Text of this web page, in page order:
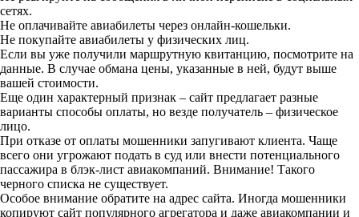
сетях.
Не оплачивайте авиабилеты через онлайн-кошельки.
Не покупайте авиабилеты у физических лиц.
Если вы уже получили маршрутную квитанцию, посмотрите на
данные. В случае обмана цены, указанные в ней, будут выше
вашей стоимости.
Еще один характерный признак – сайт предлагает разные
варианты способы оплаты, но везде получатель – физическое
лицо.
При отказе от оплаты мошенники запугивают клиента. Чаще
всего они угрожают подать в суд или внести потенциального
пассажира в блэк-лист авиакомпаний. Внимание! Такого
черного списка не существует.
Особое внимание обратите на адрес сайта. Иногда мошенники
копируют сайт популярного агрегатора и даже авиакомпании и